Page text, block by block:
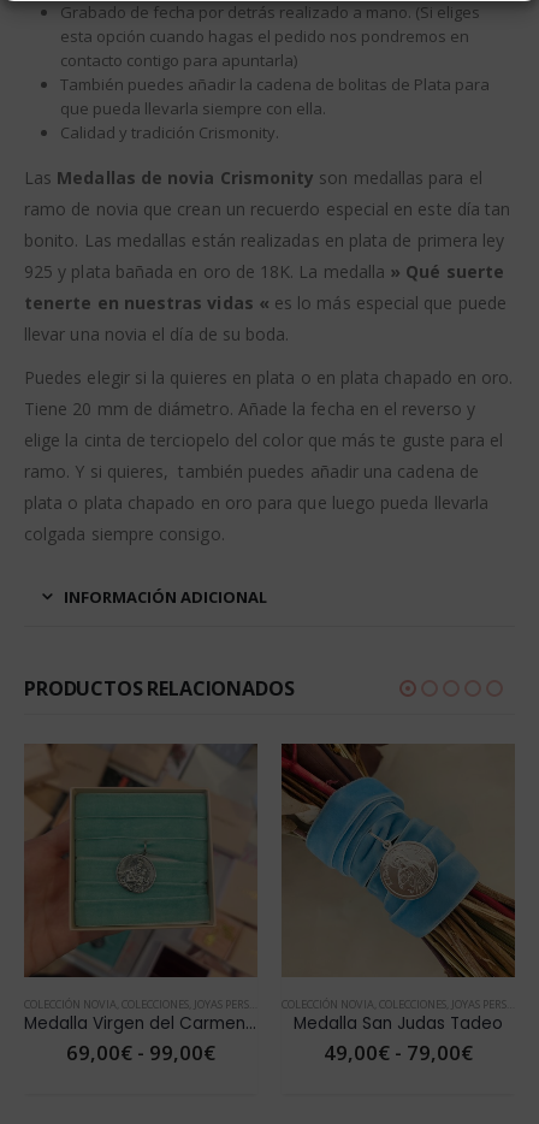
Grabado de fecha por detrás realizado a mano. (Si eliges
esta opción cuando hagas el pedido nos pondremos en
contacto contigo para apuntarla)
También puedes añadir la cadena de bolitas de Plata para
que pueda llevarla siempre con ella.
Calidad y tradición Crismonity.
Las Medallas de novia Crismonity son medallas para el
ramo de novia que crean un recuerdo especial en este día tan
bonito. Las medallas están realizadas en plata de primera ley
925 y plata bañada en oro de 18K. La medalla » Qué suerte
tenerte en nuestras vidas « es lo más especial que puede
llevar una novia el día de su boda.
Puedes elegir si la quieres en plata o en plata chapado en oro.
Tiene 20 mm de diámetro. Añade la fecha en el reverso y
elige la cinta de terciopelo del color que más te guste para el
ramo. Y si quieres, también puedes añadir una cadena de
plata o plata chapado en oro para que luego pueda llevarla
colgada siempre consigo.
INFORMACIÓN ADICIONAL
PRODUCTOS RELACIONADOS
,JOYAS PERSONALIZADAS,MEDALLA NOVIA
COLECCIÓN NOVIA COLECCIONES JOYAS PERSONALIZADAS ,MEDALLA NOVIA
Medalla Virgen del Carmen PLATA
69,00€ - 99,00€Rango
COLECCIÓN NOVIA COLECCIONES JOYAS PERSONALIZADAS
Medalla San Judas Tadeo
49,00€ - 79,00€Rango